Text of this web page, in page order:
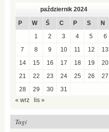
październik 2024
P
W Ś C P S
N
1
2 3 4 5
6
7
8 9 10 11 12
13
14
15 16 17 18 19
20
21
22 23 24 25 26
27
28
29 30
31
« wrz
lis »
Tagi